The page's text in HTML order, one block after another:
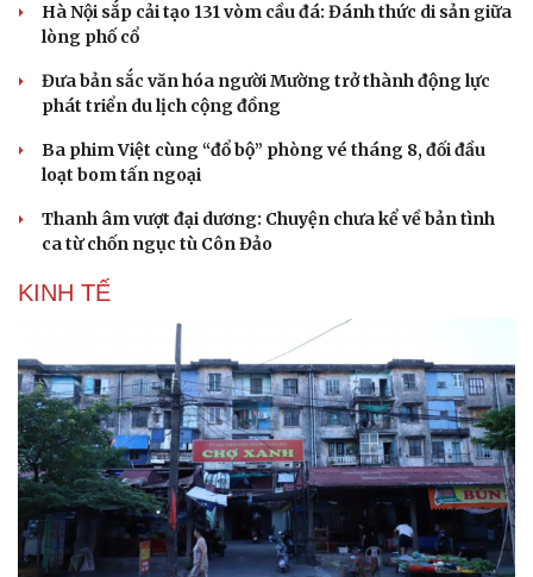
Hà Nội sắp cải tạo 131 vòm cầu đá: Đánh thức di sản giữa
lòng phố cổ
Đưa bản sắc văn hóa người Mường trở thành động lực
phát triển du lịch cộng đồng
Ba phim Việt cùng “đổ bộ” phòng vé tháng 8, đối đầu
loạt bom tấn ngoại
Thanh âm vượt đại dương: Chuyện chưa kể về bản tình
ca từ chốn ngục tù Côn Đảo
KINH TẾ